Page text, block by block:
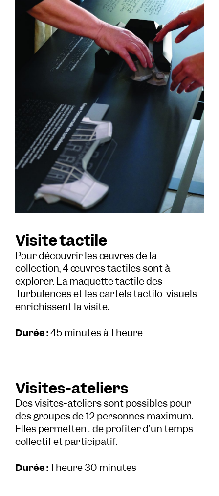
Visite tactile
Pour découvrir les œuvres de la
collection, 4 œuvres tactiles sont à
explorer. La maquette tactile des
Turbulences et les cartels tactilo-visuels
enrichissent la visite.
Durée :45 minutes à 1 heure
Visites-ateliers
Des visites-ateliers sont possibles pour
des groupes de 12 personnes maximum.
Elles permettent de profiter d’un temps
collectif et participatif.
Durée :1 heure 30 minutes